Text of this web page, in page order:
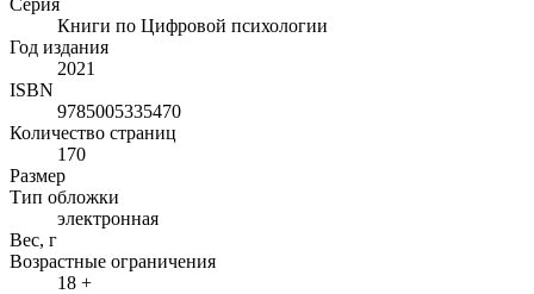
Книги по Цифровой психологии
Год издания
2021
ISBN
9785005335470
Количество страниц
170
Размер
Тип обложки
электронная
Вес, г
Возрастные ограничения
18 +